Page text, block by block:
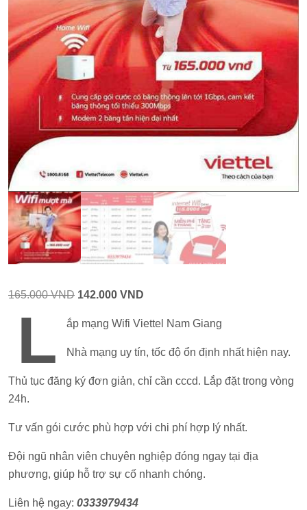
165.000VND Giá
là:
165.000 VND.
142.000 VND
tại
là:
L ắp mạng Wifi Viettel Nam Giang
Nhà mạng uy tín, tốc độ ổn định nhất hiện nay.
Thủ tục đăng ký đơn giản, chỉ cần cccd. Lắp đặt trong vòng
24h.
Tư vấn gói cước phù hợp với chi phí hợp lý nhất.
Đội ngũ nhân viên chuyên nghiệp đóng ngay tại địa
phương, giúp hỗ trợ sự cố nhanh chóng.
Liên hệ ngay: 0333979434